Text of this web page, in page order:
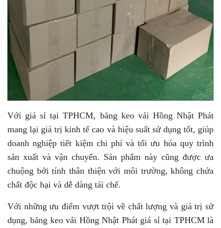
Với giá sỉ tại TPHCM, băng keo vải Hồng Nhật Phát
mang lại giá trị kinh tế cao và hiệu suất sử dụng tốt, giúp
doanh nghiệp tiết kiệm chi phí và tối ưu hóa quy trình
sản xuất và vận chuyển. Sản phẩm này cũng được ưa
chuộng bởi tính thân thiện với môi trường, không chứa
chất độc hại và dễ dàng tái chế.
Với những ưu điểm vượt trội về chất lượng và giá trị sử
dụng, băng keo vải Hồng Nhật Phát giá sỉ tại TPHCM là